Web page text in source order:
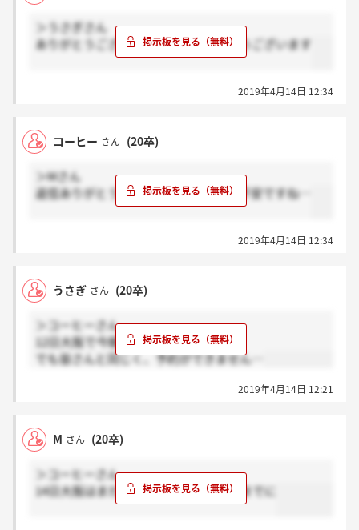
＞うさぎさん
ありがとうございます！通過おめでとうございます
2019年4月14日 12:34
コーヒー さん (20卒)
＞Mさん
返信ありがとうございます。なかなか不安ですね…
2019年4月14日 12:34
うさぎ さん (20卒)
＞コーヒーさん
12日大阪で今朝連絡きてます。
でも皆さんと同じく、予約ができません…
2019年4月14日 12:21
M さん (20卒)
＞コーヒーさん
14日大阪はまだきておりません。参考までに